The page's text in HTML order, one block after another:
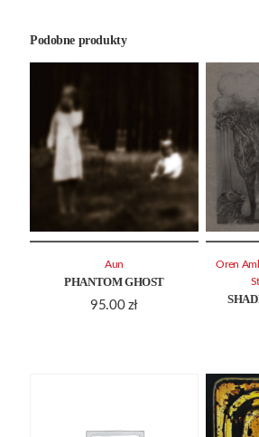
Podobne produkty
PHANTOM GHOST
95.00 zł
Aun Oren